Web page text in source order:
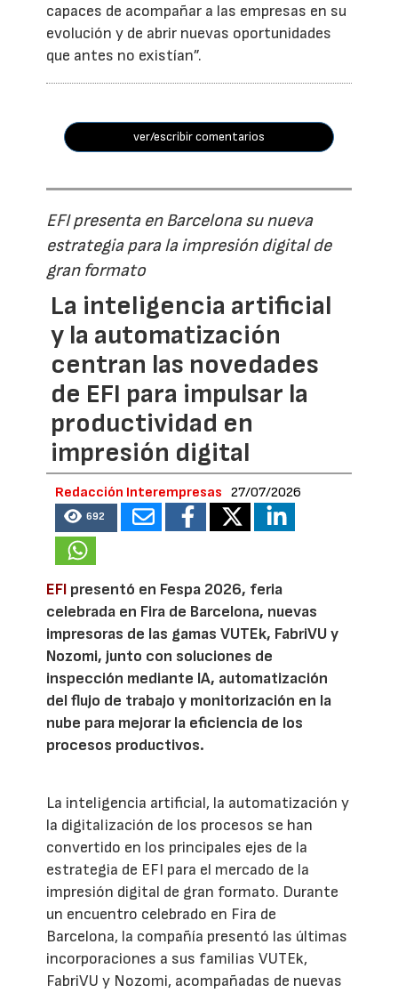
capaces de acompañar a las empresas en su
evolución y de abrir nuevas oportunidades
que antes no existían”.
ver/escribir comentarios
EFI presenta en Barcelona su nueva
estrategia para la impresión digital de
gran formato
La inteligencia artificial
y la automatización
centran las novedades
de EFI para impulsar la
productividad en
impresión digital
Redacción Interempresas 27/07/2026
692
EFI presentó en Fespa 2026, feria
celebrada en Fira de Barcelona, nuevas
impresoras de las gamas VUTEk, FabriVU y
Nozomi, junto con soluciones de
inspección mediante IA, automatización
del flujo de trabajo y monitorización en la
nube para mejorar la eficiencia de los
procesos productivos.
La inteligencia artificial, la automatización y
la digitalización de los procesos se han
convertido en los principales ejes de la
estrategia de EFI para el mercado de la
impresión digital de gran formato. Durante
un encuentro celebrado en Fira de
Barcelona, la compañía presentó las últimas
incorporaciones a sus familias VUTEk,
FabriVU y Nozomi, acompañadas de nuevas